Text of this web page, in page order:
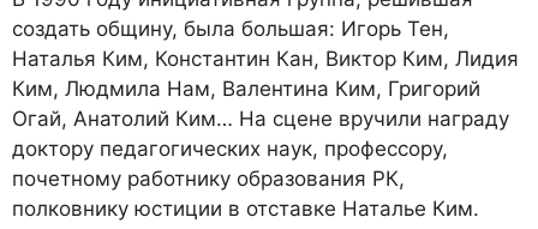
создать общину, была большая: Игорь Тен,
Наталья Ким, Константин Кан, Виктор Ким, Лидия
Ким, Людмила Нам, Валентина Ким, Григорий
Огай, Анатолий Ким… На сцене вручили награду
доктору педагогических наук, профессору,
почетному работнику образования РК,
полковнику юстиции в отставке Наталье Ким.